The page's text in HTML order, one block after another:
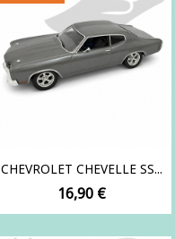
CHEVROLET CHEVELLE SS...
Prix
16,90 €